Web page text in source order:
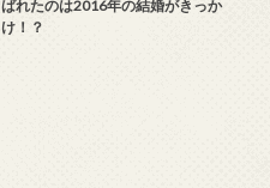
ばれたのは2016年の結婚がきっか
け！？